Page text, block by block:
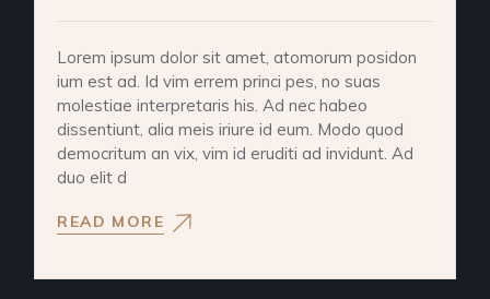
Lorem ipsum dolor sit amet, atomorum posidon
ium est ad. Id vim errem princi pes, no suas
molestiae interpretaris his. Ad nec habeo
dissentiunt, alia meis iriure id eum. Modo quod
democritum an vix, vim id eruditi ad invidunt. Ad
duo elit d
READ MORE